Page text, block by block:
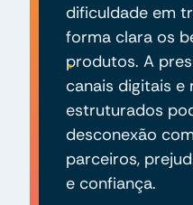
dificuldade em
forma clara os
produtos. A
canais digitais e
estruturados
desconexão
parceiros,
e confiança.